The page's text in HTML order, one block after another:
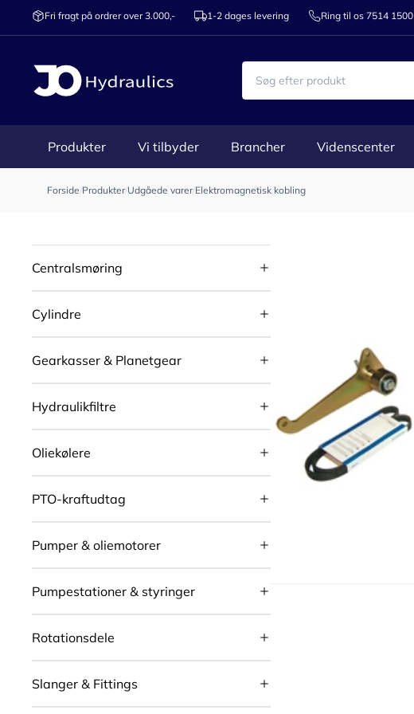
Fri fragt på ordrer over 3.000,- 1-2 dages levering Ring til os 7514 1500
Produkter Vi tilbyder Brancher Videnscenter
Forside/Produkter/Udgåede varer/Elektromagnetisk kobling
Centralsmøring
Cylindre
Gearkasser & Planetgear
Hydraulikfiltre
Oliekølere
PTO-kraftudtag
Pumper & oliemotorer
Pumpestationer & styringer
Rotationsdele
Slanger & Fittings